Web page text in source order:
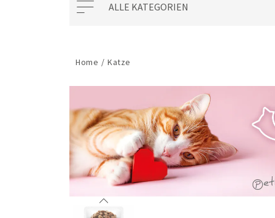
ALLE KATEGORIEN
Home / Katze